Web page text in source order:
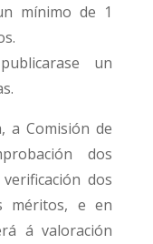
mínimo de 1
un
a Comisión de
dos
dos
méritos, e en
á valoración